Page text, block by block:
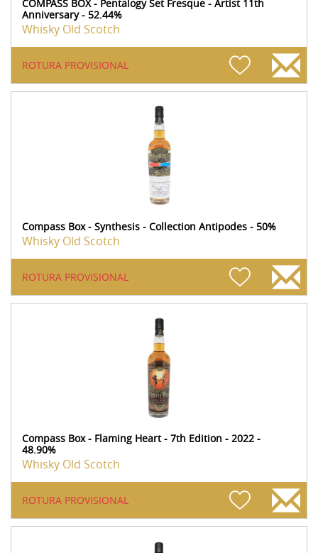
COMPASS BOX - Pentalogy Set Fresque - Artist 11th
Anniversary - 52.44%
Whisky Old Scotch
ROTURA PROVISIONAL
Compass Box - Synthesis - Collection Antipodes - 50%
Whisky Old Scotch
ROTURA PROVISIONAL
Compass Box - Flaming Heart - 7th Edition - 2022 -
48.90%
Whisky Old Scotch
ROTURA PROVISIONAL